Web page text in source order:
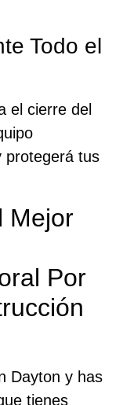
Todo el
el cierre del
protegerá tus
Mejor
Por
Dayton y has
tienes